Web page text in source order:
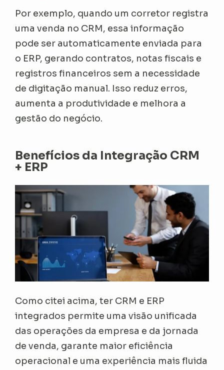
Por exemplo, quando um corretor registra
uma venda no CRM, essa informação
pode ser automaticamente enviada para
o ERP, gerando contratos, notas fiscais e
registros financeiros sem a necessidade
de digitação manual. Isso reduz erros,
aumenta a produtividade e melhora a
gestão do negócio.
Benefícios da Integração CRM
+ ERP
Como citei acima, ter CRM e ERP
integrados permite uma visão unificada
das operações da empresa e da jornada
de venda, garante maior eficiência
operacional e uma experiência mais fluida